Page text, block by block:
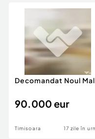
Animale de companie
Afaceri și
Inchiriere Bunuri si
Utilaje agricole si
Piese auto si accesorii
Dacia Duster
Decomandat Noul
90.000 eur
Timisoara 17 zile în